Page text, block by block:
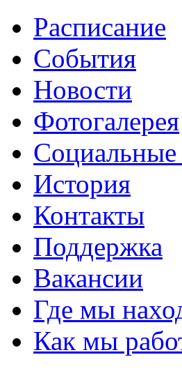
Расписание
События
Новости
Фотогалерея
История
Контакты
Поддержка
Вакансии
Где мы
Как мы